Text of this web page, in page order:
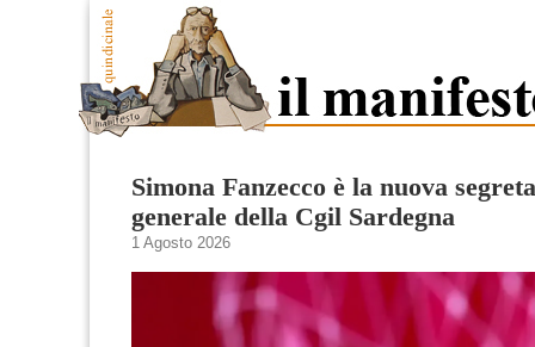
Simona Fanzecco è la nuova
generale della Cgil Sardegna
1 Agosto 2026